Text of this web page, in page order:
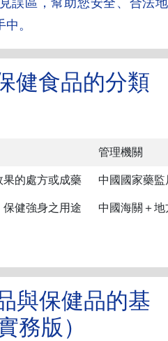
。
健食品的分類
管理機關
的處方或成藥 中國國家藥監
健強身之用途 中國海關＋
與保健品的基
務版）